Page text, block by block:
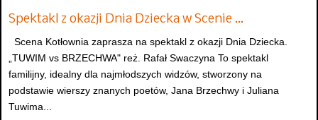
Spektakl z okazji Dnia Dziecka w Scenie …
Scena Kotłownia zaprasza na spektakl z okazji Dnia Dziecka.
„TUWIM vs BRZECHWA" reż. Rafał Swaczyna To spektakl
familijny, idealny dla najmłodszych widzów, stworzony na
podstawie wierszy znanych poetów, Jana Brzechwy i Juliana
Tuwima...